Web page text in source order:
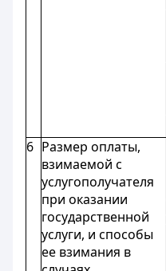
6 Размер оплаты,
взимаемой с
услугополучателя
при оказании
государственной
услуги, и способы
ее взимания в